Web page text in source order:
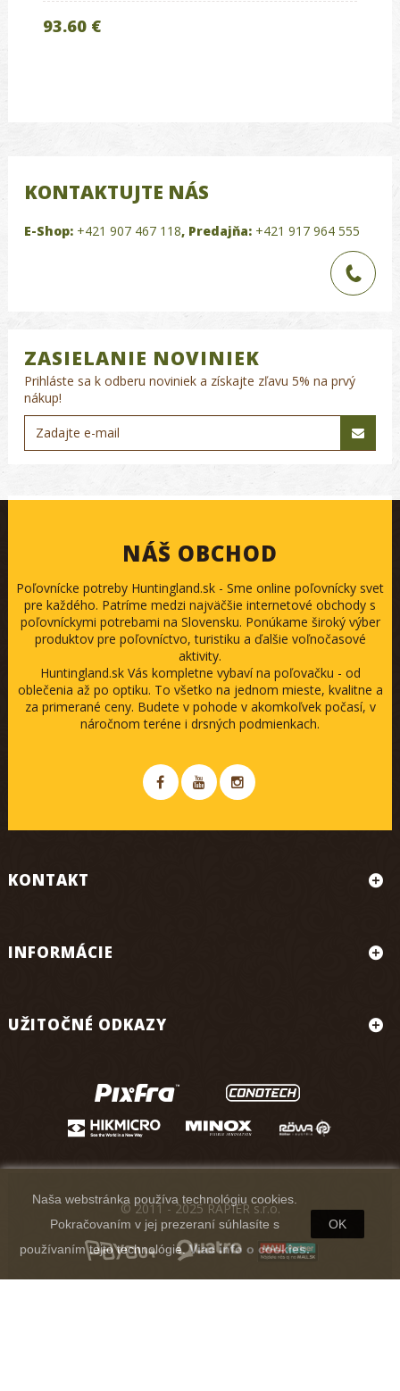
93.60 €
KONTAKTUJTE NÁS
E-Shop: +421 907 467 118, Predajňa: +421 917 964 555
ZASIELANIE NOVINIEK
Prihláste sa k odberu noviniek a získajte zľavu 5% na prvý
nákup!
NÁŠ OBCHOD
Poľovnícke potreby Huntingland.sk - Sme online poľovnícky svet
pre každého. Patríme medzi najväčšie internetové obchody s
poľovníckymi potrebami na Slovensku. Ponúkame široký výber
produktov pre poľovníctvo, turistiku a ďalšie voľnočasové
aktivity.
Huntingland.sk Vás kompletne vybaví na poľovačku - od
oblečenia až po optiku. To všetko na jednom mieste, kvalitne a
za primerané ceny. Budete v pohode v akomkoľvek počasí, v
náročnom teréne i drsných podmienkach.
KONTAKT
INFORMÁCIE
UŽITOČNÉ ODKAZY
Naša webstránka používa technológiu cookies.
Pokračovaním v jej prezeraní súhlasíte s
používaním tejto technológie.Viac info o cookies.
OK
© 2011 - 2025 RAPIER s.r.o.